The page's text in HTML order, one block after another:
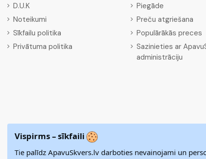
D.U.K
Noteikumi
Sīkfailu politika
Privātuma politika
Piegāde
Preču atgriešana
Populārākās preces
Sazinieties ar
administrāciju
Vispirms – sīkfaili
Tie palīdz ApavuSkvers.lv darboties nevainojami un